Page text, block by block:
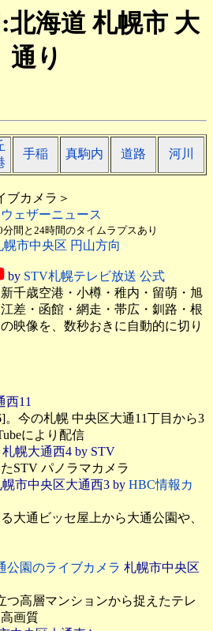
北海道 札幌市 大
通り
手稲 真駒内 道路 河川
ブカメラ＞
ウェザーニュース
間と24時間のタイムラプスあり
幌市中央区 円山方向
by STV札幌テレビ放送 公式
千歳空港・小樽・稚内・留萌・旭
差・函館・網走・帯広・釧路・根
映像を、数秒おきに自動的に切り
西11
。今の札幌 中央区大通11丁目から3
により配信
札幌大通西4 by STV
STV パノラマカメラ
市中央区大通西3 by HBC情報カ
大通ビッセ屋上から大通公園や、
公園のライブカメラ 札幌市中央区
つ高層マンションから捉えたテレ
画質